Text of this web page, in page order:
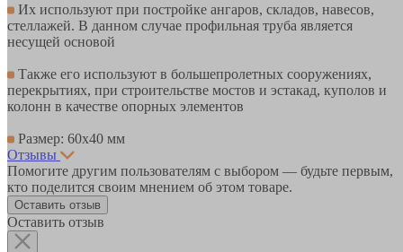
Их используют при постройке ангаров, складов, навесов,
стеллажей. В данном случае профильная труба является
несущей основой
Также его используют в большепролетных сооружениях,
перекрытиях, при строительстве мостов и эстакад, куполов и
колонн в качестве опорных элементов
Размер: 60х40 мм
Отзывы
Помогите другим пользователям с выбором — будьте первым,
кто поделится своим мнением об этом товаре.
Оставить отзыв
Оставить отзыв